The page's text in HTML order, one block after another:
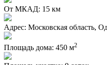
От МКАД: 15 км
Адрес: Московская область,
Площадь дома: 450 м2